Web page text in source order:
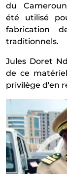
du
été utilisé
fabrication
traditionnels.
Jules Doret
de ce maté
privilège d'en